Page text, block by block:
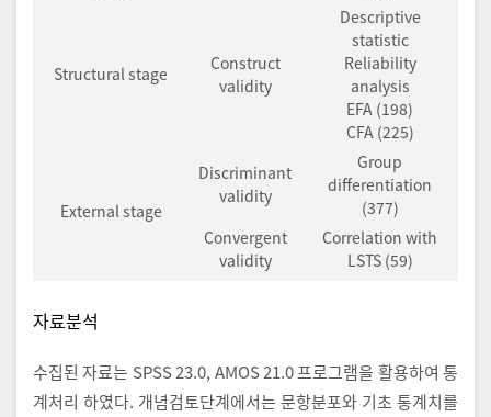
Structural stage
Construct
validity
Descriptive
statistic
Reliability
analysis
EFA (198)
CFA (225)
External stage
Discriminant
validity
Group
differentiation
(377)
Convergent
validity
Correlation with
LSTS (59)
자료분석
수집된 자료는 SPSS 23.0, AMOS 21.0 프로그램을 활용하여 통
계처리 하였다. 개념검토단계에서는 문항분포와 기초 통계치를